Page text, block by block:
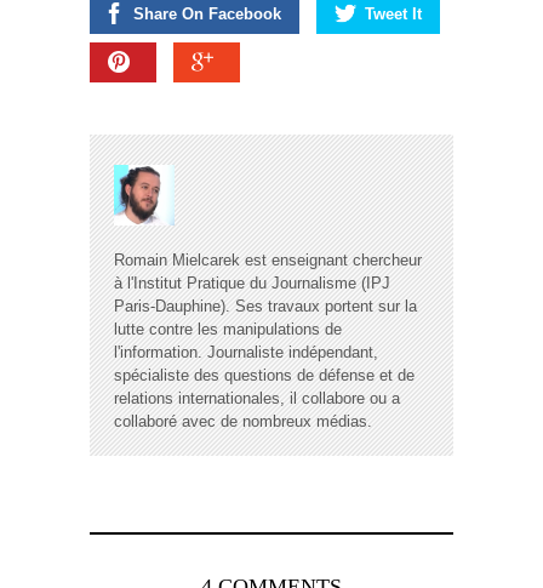
Share On Facebook Tweet It
Romain Mielcarek est enseignant chercheur
à l'Institut Pratique du Journalisme (IPJ
Paris-Dauphine). Ses travaux portent sur la
lutte contre les manipulations de
l'information. Journaliste indépendant,
spécialiste des questions de défense et de
relations internationales, il collabore ou a
collaboré avec de nombreux médias.